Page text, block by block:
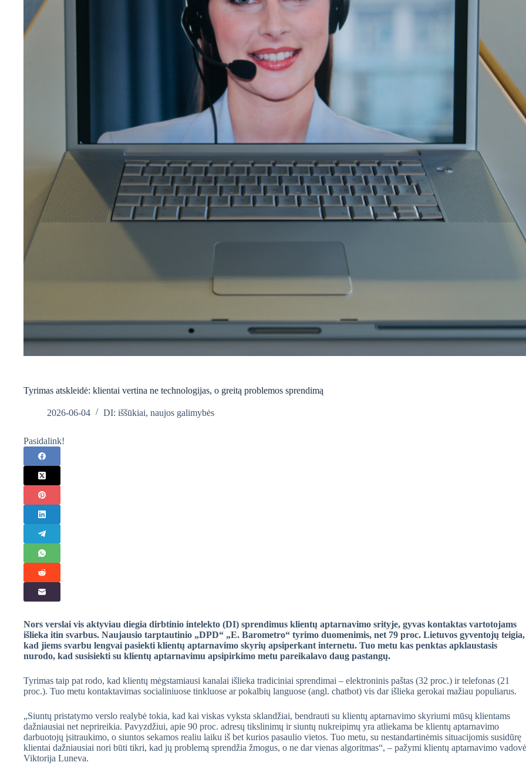
Tyrimas atskleidė: klientai vertina ne technologijas, o greitą problemos sprendimą
2026-06-04 DI: iššūkiai, naujos galimybės
Pasidalink!
Nors verslai vis aktyviau diegia dirbtinio intelekto (DI) sprendimus klientų aptarnavimo srityje, gyvas kontaktas vartotojams
išlieka itin svarbus. Naujausio tarptautinio „DPD“ „E. Barometro“ tyrimo duomenimis, net 79 proc. Lietuvos gyventojų teigia,
kad jiems svarbu lengvai pasiekti klientų aptarnavimo skyrių apsiperkant internetu. Tuo metu kas penktas apklaustasis
nurodo, kad susisiekti su klientų aptarnavimu apsipirkimo metu pareikalavo daug pastangų.
Tyrimas taip pat rodo, kad klientų mėgstamiausi kanalai išlieka tradiciniai sprendimai – elektroninis paštas (32 proc.) ir telefonas (21
proc.). Tuo metu kontaktavimas socialiniuose tinkluose ar pokalbių languose (angl. chatbot) vis dar išlieka gerokai mažiau populiarus.
„Siuntų pristatymo verslo realybė tokia, kad kai viskas vyksta sklandžiai, bendrauti su klientų aptarnavimo skyriumi mūsų klientams
dažniausiai net neprireikia. Pavyzdžiui, apie 90 proc. adresų tikslinimų ir siuntų nukreipimų yra atliekama be klientų aptarnavimo
darbuotojų įsitraukimo, o siuntos sekamos realiu laiku iš bet kurios pasaulio vietos. Tuo metu, su nestandartinėmis situacijomis susidūrę
klientai dažniausiai nori būti tikri, kad jų problemą sprendžia žmogus, o ne dar vienas algoritmas“, – pažymi klientų aptarnavimo vadovė
Viktorija Luneva.